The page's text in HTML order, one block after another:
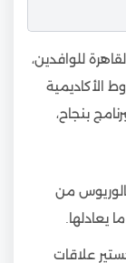
للوافدين،
الأكاديمية
بنجاح،
من
علاقات